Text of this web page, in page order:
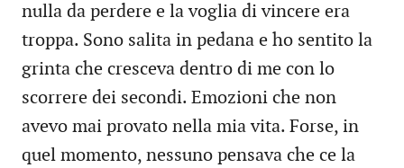
nulla da perdere e la voglia di vincere era
troppa. Sono salita in pedana e ho sentito la
grinta che cresceva dentro di me con lo
scorrere dei secondi. Emozioni che non
avevo mai provato nella mia vita. Forse, in
quel momento, nessuno pensava che ce la